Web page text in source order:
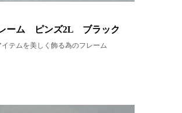
ーム ピンズ2L ブラック
テムを美しく飾る為のフレーム